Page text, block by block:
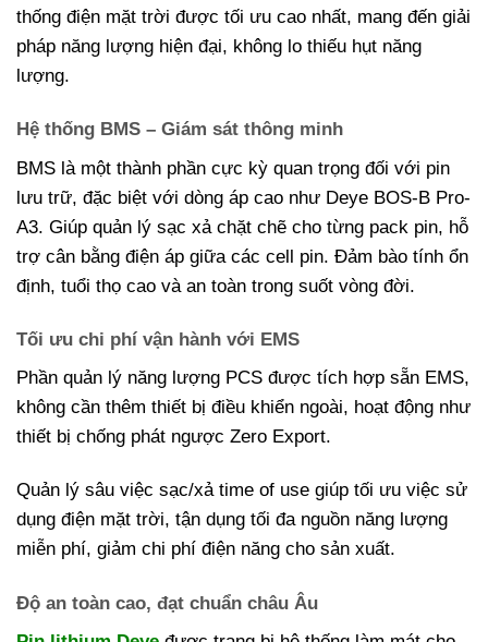
thống điện mặt trời được tối ưu cao nhất, mang đến giải
pháp năng lượng hiện đại, không lo thiếu hụt năng
lượng.
Hệ thống BMS – Giám sát thông minh
BMS là một thành phần cực kỳ quan trọng đối với pin
lưu trữ, đặc biệt với dòng áp cao như Deye BOS-B Pro-
A3. Giúp quản lý sạc xả chặt chẽ cho từng pack pin, hỗ
trợ cân bằng điện áp giữa các cell pin. Đảm bào tính ổn
định, tuổi thọ cao và an toàn trong suốt vòng đời.
Tối ưu chi phí vận hành với EMS
Phần quản lý năng lượng PCS được tích hợp sẵn EMS,
không cần thêm thiết bị điều khiển ngoài, hoạt động như
thiết bị chống phát ngược Zero Export.
Quản lý sâu việc sạc/xả time of use giúp tối ưu việc sử
dụng điện mặt trời, tận dụng tối đa nguồn năng lượng
miễn phí, giảm chi phí điện năng cho sản xuất.
Độ an toàn cao, đạt chuẩn châu Âu